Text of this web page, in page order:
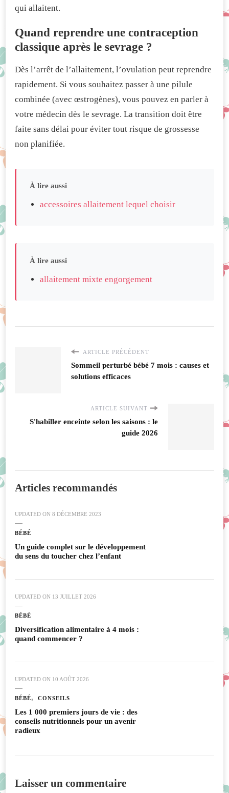
qui allaitent.
Quand reprendre une contraception
classique après le sevrage ?
Dès l’arrêt de l’allaitement, l’ovulation peut reprendre
rapidement. Si vous souhaitez passer à une pilule
combinée (avec œstrogènes), vous pouvez en parler à
votre médecin dès le sevrage. La transition doit être
faite sans délai pour éviter tout risque de grossesse
non planifiée.
À lire aussi
accessoires allaitement lequel choisir
À lire aussi
allaitement mixte engorgement
ARTICLE PRÉCÉDENT
Sommeil perturbé bébé 7 mois : causes et
solutions efficaces
ARTICLE SUIVANT
S'habiller enceinte selon les saisons : le
guide 2026
Articles recommandés
UPDATED ON 8 DÉCEMBRE 2023
BÉBÉ
Un guide complet sur le développement
du sens du toucher chez l’enfant
UPDATED ON 13 JUILLET 2026
BÉBÉ
Diversification alimentaire à 4 mois :
quand commencer ?
UPDATED ON 10 AOÛT 2026
BÉBÉ CONSEILS
Les 1 000 premiers jours de vie : des
conseils nutritionnels pour un avenir
radieux
Laisser un commentaire